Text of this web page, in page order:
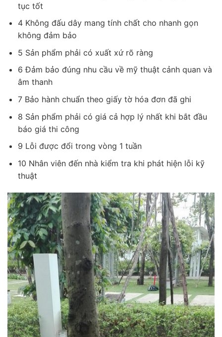
tục tốt
4 Không đấu dây mang tính chất cho nhanh gọn
không đảm bảo
5 Sản phẩm phải có xuất xứ rõ ràng
6 Đảm bảo đúng nhu cầu về mỹ thuật cảnh quan và
âm thanh
7 Bảo hành chuẩn theo giấy tờ hóa đơn đã ghi
8 Sản phẩm phải có giá cả hợp lý nhất khi bắt đầu
báo giá thi công
9 Lỗi được đổi trong vòng 1 tuần
10 Nhân viên đến nhà kiểm tra khi phát hiện lỗi kỹ
thuật